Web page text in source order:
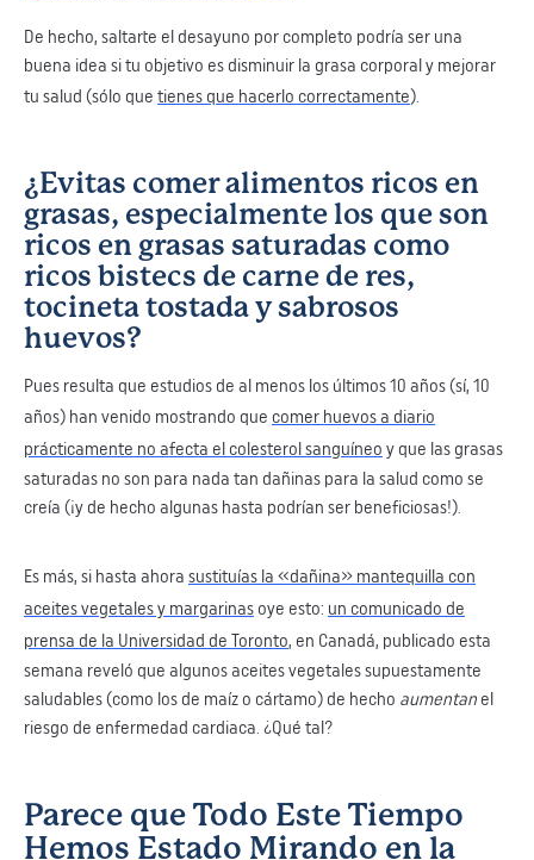
De hecho, saltarte el desayuno por completo podría ser una
buena idea si tu objetivo es disminuir la grasa corporal y mejorar
tu salud (sólo que tienes que hacerlo correctamente).
¿Evitas comer alimentos ricos en
grasas, especialmente los que son
ricos en grasas saturadas como
ricos bistecs de carne de res,
tocineta tostada y sabrosos
huevos?
Pues resulta que estudios de al menos los últimos 10 años (sí, 10
años) han venido mostrando que comer huevos a diario
prácticamente no afecta el colesterol sanguíneo y que las grasas
saturadas no son para nada tan dañinas para la salud como se
creía (¡y de hecho algunas hasta podrían ser beneficiosas!).
Es más, si hasta ahora sustituías la «dañina» mantequilla con
aceites vegetales y margarinas oye esto: un comunicado de
prensa de la Universidad de Toronto, en Canadá, publicado esta
semana reveló que algunos aceites vegetales supuestamente
saludables (como los de maíz o cártamo) de hecho aumentan el
riesgo de enfermedad cardiaca. ¿Qué tal?
Parece que Todo Este Tiempo
Hemos Estado Mirando en la